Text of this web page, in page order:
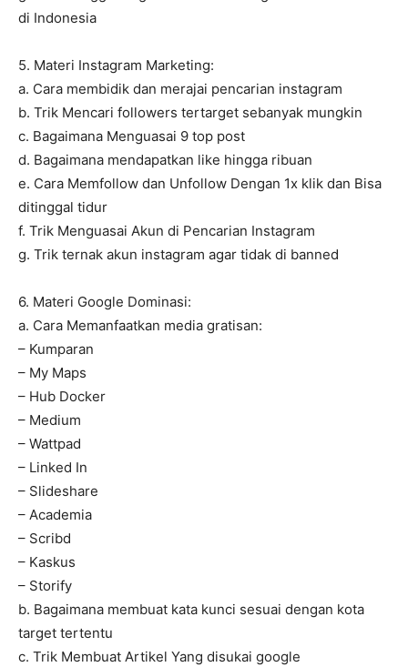
di Indonesia
5. Materi Instagram Marketing:
a. Cara membidik dan merajai pencarian instagram
b. Trik Mencari followers tertarget sebanyak mungkin
c. Bagaimana Menguasai 9 top post
d. Bagaimana mendapatkan like hingga ribuan
e. Cara Memfollow dan Unfollow Dengan 1x klik dan Bisa
ditinggal tidur
f. Trik Menguasai Akun di Pencarian Instagram
g. Trik ternak akun instagram agar tidak di banned
6. Materi Google Dominasi:
a. Cara Memanfaatkan media gratisan:
– Kumparan
– My Maps
– Hub Docker
– Medium
– Wattpad
– Linked In
– Slideshare
– Academia
– Scribd
– Kaskus
– Storify
b. Bagaimana membuat kata kunci sesuai dengan kota
target tertentu
c. Trik Membuat Artikel Yang disukai google